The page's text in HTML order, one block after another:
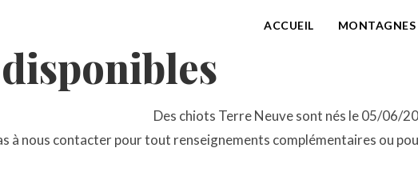
ACCUEIL MONTAGNES
Des chiots Terre Neuve sont nés le 05/06/
à nous contacter pour tout renseignements complémentaires ou